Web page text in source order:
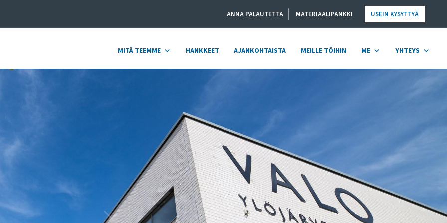
ANNA PALAUTETTA MATERIAALIPANKKI USEIN KYSYTTYÄ
MITÄ TEEMME HANKKEET AJANKOHTAISTA MEILLE TÖIHIN ME YHTEYS